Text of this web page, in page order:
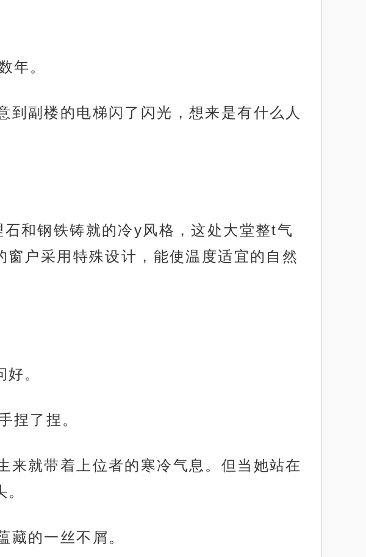
年。
副楼的电梯闪了闪光，想来是有什么人
和钢铁铸就的冷y风格，这处大堂整t气
户采用特殊设计，能使温度适宜的自然
。
捏了捏。
来就带着上位者的寒冷气息。但当她站在
藏的一丝不屑。